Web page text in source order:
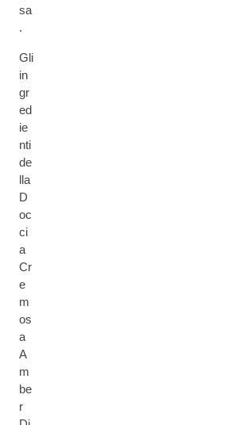
sa
.
Gli
in
gr
ed
ie
nti
de
lla
D
oc
ci
a
Cr
e
m
os
a
A
m
be
r